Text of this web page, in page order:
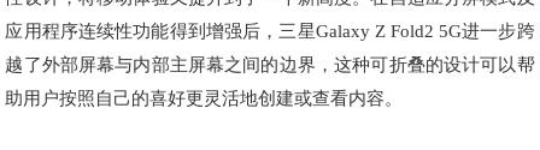
应用程序连续性功能得到增强后，三星Galaxy Z Fold2 5G进一步跨
越了外部屏幕与内部主屏幕之间的边界，这种可折叠的设计可以帮
助用户按照自己的喜好更灵活地创建或查看内容。